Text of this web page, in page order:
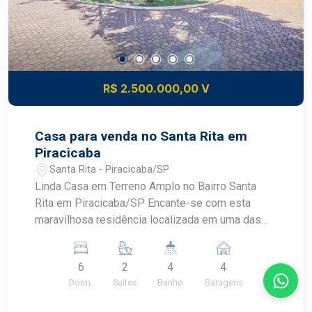
R$ 2.500.000,00 V
Casa para venda no Santa Rita em
Piracicaba
Santa Rita - Piracicaba/SP
Linda Casa em Terreno Amplo no Bairro Santa
Rita em Piracicaba/SP Encante-se com esta
maravilhosa residência localizada em uma das
Piracicaba. Com terreno de 2.590 m², totalmente
murado e com sistema de segurança, cerca
concertina e portão eletrônico, esta propriedade
6
Dorm.
2
Suítes
4
Banho
4
Garagens